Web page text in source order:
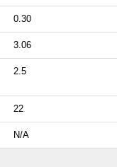
0.30
3.06
2.5
22
N/A